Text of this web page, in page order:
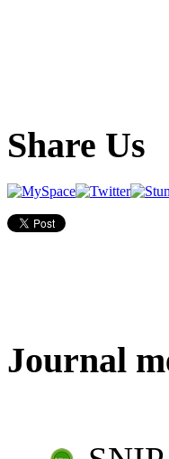
Share Us
Journal